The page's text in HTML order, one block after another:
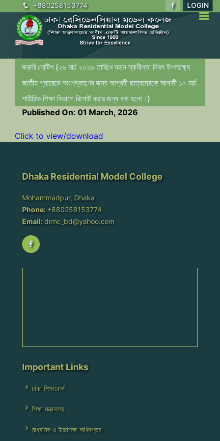
+880258153774 LOGIN
জরুরি নোটিশ (২৬ মার্চ ২০২৬ তারিখে মহান স্বাধীনতা দিবস উপলক্ষ্যে
জাতীয় প্যারেডে অংশগ্রহণের জন্য আগ্রহী ছাত্রদেরকে আগামী ১০ মার্চ
শারীরিক শিক্ষা বিভাগে রিপোর্ট করার জন্য বলা হলো।)
Published On: 01 March, 2026
Click to view/download
Dhaka Residential Model College
Mohammadpur, Dhaka
Phone: +880258153774
Email: drmc_bd@yahoo.com
Important Links
ঢাকা শিক্ষাবোর্ড
শিক্ষা মন্ত্রনালয়
মাধ্যমিক ও উচ্চশিক্ষা অধিদপ্তর